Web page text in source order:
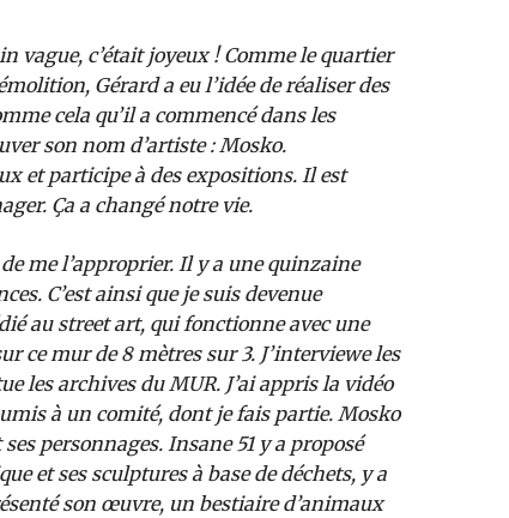
vague, c’était joyeux ! Comme le quartier
Gérard a eu l’idée de réaliser des
cela qu’il a commencé dans les
son nom d’artiste : Mosko.
et participe à des expositions. Il est
Ça a changé notre vie.
me l’approprier. Il y a une quinzaine
C’est ainsi que je suis devenue
au street art, qui fonctionne avec une
ce mur de 8 mètres sur 3. J’interviewe les
les archives du MUR. J’ai appris la vidéo
à un comité, dont je fais partie. Mosko
personnages. Insane 51 y a proposé
et ses sculptures à base de déchets, y a
son œuvre, un bestiaire d’animaux